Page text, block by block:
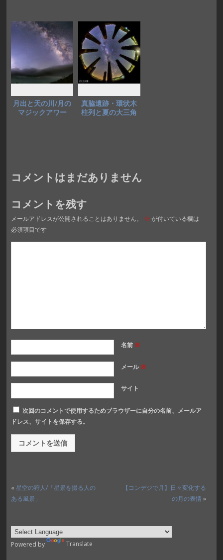
月出と天の川/月の
マジックアワー
真脇遺跡・環状木
柱列と夏の大三角
コメントはまだありません
コメントを残す
メールアドレスが公開されることはありません。 ※ が付いている欄は
必須項目です
名前 ※
メール※
サイト
次回のコメントで使用するためブラウザーに自分の名前、メールア
ドレス、サイトを保存する。
« 星空の狩人/「星景を撮る人の
ある風景」
【コンデジで月】日々変化する
の月の表情»
Powered by Translate